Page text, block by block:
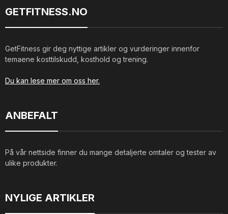
GETFITNESS.NO
GetFitness gir deg nyttige artikler og vurderinger innenfor
temaene kosttilskudd, kosthold og trening.
Du kan lese mer om oss her.
ANBEFALT
På vår nettside finner du mange detaljerte omtaler og tester av
ulike produkter.
NYLIGE ARTIKLER